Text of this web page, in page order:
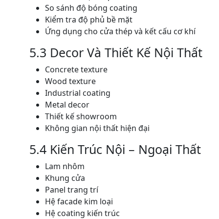
So sánh độ bóng coating
Kiểm tra độ phủ bề mặt
Ứng dụng cho cửa thép và kết cấu cơ khí
5.3 Decor Và Thiết Kế Nội Thất
Concrete texture
Wood texture
Industrial coating
Metal decor
Thiết kế showroom
Không gian nội thất hiện đại
5.4 Kiến Trúc Nội – Ngoại Thất
Lam nhôm
Khung cửa
Panel trang trí
Hệ facade kim loại
Hệ coating kiến trúc